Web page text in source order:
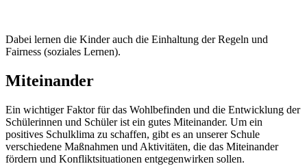
Dabei lernen die Kinder auch die Einhaltung der Regeln und
Fairness (soziales Lernen).
Miteinander
Ein wichtiger Faktor für das Wohlbefinden und die Entwicklung der
Schülerinnen und Schüler ist ein gutes Miteinander. Um ein
positives Schulklima zu schaffen, gibt es an unserer Schule
verschiedene Maßnahmen und Aktivitäten, die das Miteinander
fördern und Konfliktsituationen entgegenwirken sollen.